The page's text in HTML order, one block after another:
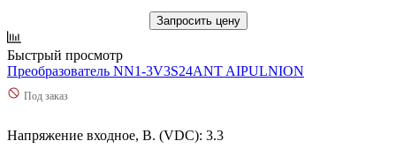
Запросить цену
Быстрый просмотр
Преобразователь NN1-3V3S24ANT AIPULNION
Под заказ
Напряжение входное, В. (VDC): 3.3